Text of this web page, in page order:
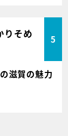
りそめ
5
滋賀の魅力